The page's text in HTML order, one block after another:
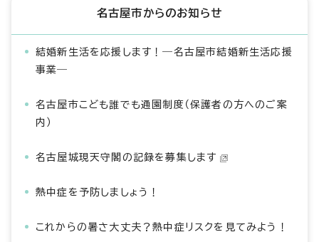
名古屋市からのお知らせ
結婚新生活を応援します！―名古屋市結婚新生活応援
事業―
名古屋市こども誰でも通園制度（保護者の方へのご案
内）
名古屋城現天守閣の記録を募集します
熱中症を予防しましょう！
これからの暑さ大丈夫？熱中症リスクを見てみよう！